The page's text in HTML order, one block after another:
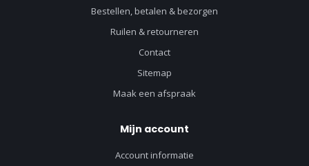
Bestellen, betalen & bezorgen
Ruilen & retourneren
Contact
Sitemap
Maak een afspraak
Mijn account
Account informatie